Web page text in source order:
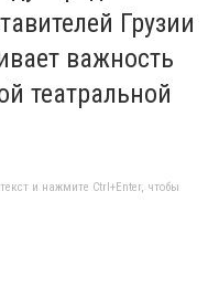
Грузии
важность
театральной
и нажмите Ctrl+Enter, чтобы